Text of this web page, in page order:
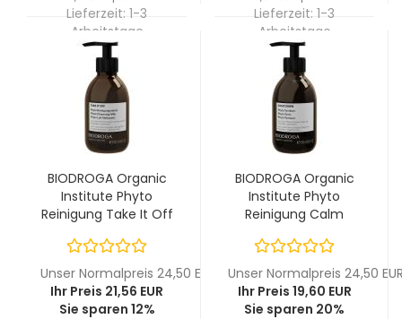
Lieferzeit: 1-3
Arbeitstage
Lieferzeit: 1-3
Arbeitstage
BIODROGA Organic
Institute Phyto
Reinigung Take It Off
Reinigungsmilch 200
ml
Unser Normalpreis 24,50 EUR
Ihr Preis 21,56 EUR
Sie sparen 12%
BIODROGA Organic
Institute Phyto
Reinigung Calm
200 ml
Unser Normalpreis 24,50
Ihr Preis 19,60 EUR
Sie sparen 20%